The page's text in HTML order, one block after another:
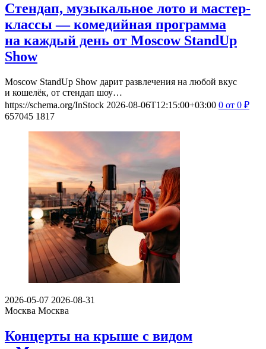
Стендап, музыкальное лото и мастер-
классы — комедийная программа
на каждый день от Moscow StandUp
Show
Moscow StandUp Show дарит развлечения на любой вкус
и кошелёк, от стендап шоу…
https://schema.org/InStock 2026-08-06T12:15:00+03:00 0 от 0 ₽
657045 1817
2026-05-07 2026-08-31
Москва Москва
Концерты на крыше с видом